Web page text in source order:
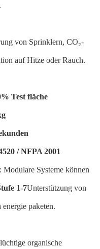
von Sprinklern, CO₂-
auf Hitze oder Rauch.
Test fläche
/ NFPA 2001
: Modulare Systeme können
1-7Unterstützung von
paketen.
organische